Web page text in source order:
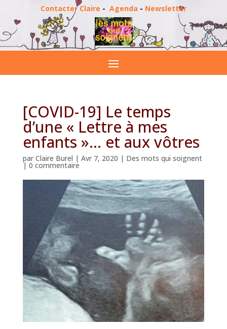
Contacter Claire - Agenda - Newsletter
[COVID-19] Le temps
d’une « Lettre à mes
enfants »… et aux vôtres
par Claire Burel | Avr 7, 2020 | Des mots qui soignent
| 0 commentaire